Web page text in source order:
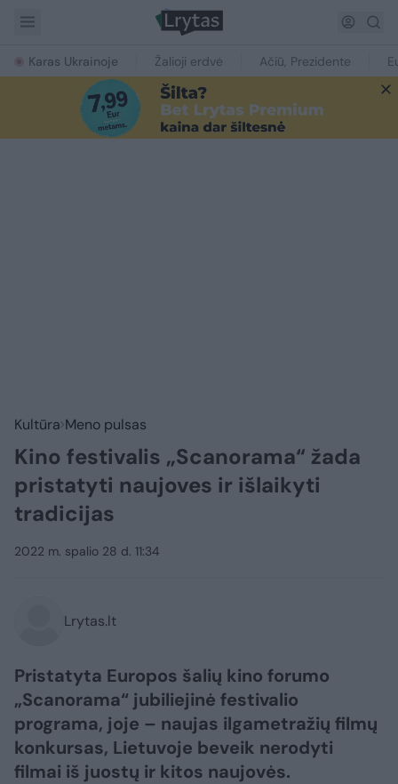
Karas Ukrainoje Žalioji erdvė Ačiū, Prezidente
Kultūra Meno pulsas
Kino festivalis „Scanorama“ žada
pristatyti naujoves ir išlaikyti
tradicijas
2022 m. spalio 28 d. 11:34
Lrytas.lt
Pristatyta Europos šalių kino forumo
„Scanorama“ jubiliejinė festivalio
programa, joje – naujas ilgametražių filmų
konkursas, Lietuvoje beveik nerodyti
filmai iš juostų ir kitos naujovės.